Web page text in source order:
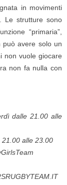
in movimenti
Le strutture sono
“primaria”,
può avere solo un
non vuole giocare
non fa nulla con
dalle 21.00 alle
alle 23.00